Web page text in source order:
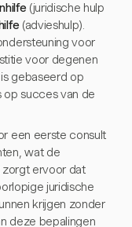
(juridische hulp
(advieshulp).
voor
voor degenen
gebaseerd op
op succes van de
een eerste consult
wat de
zorgt ervoor dat
juridische
krijgen zonder
deze bepalingen